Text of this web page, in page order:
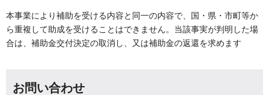
本事業により補助を受ける内容と同一の内容で、国・県・市町等か
ら重複して助成を受けることはできません。当該事実が判明した場
合は、補助金交付決定の取消し、又は補助金の返還を求めます
お問い合わせ